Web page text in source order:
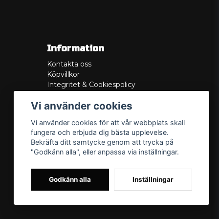
Information
Kontakta oss
Köpvillkor
Integritet & Cookiespolicy
Service/Garanti
Lådritning
Om oss
Vi använder cookies
Vi använder cookies för att vår webbplats skall
fungera och erbjuda dig bästa upplevelse.
Bekräfta ditt samtycke genom att trycka på
"Godkänn alla", eller anpassa via inställningar.
Godkänn alla Inställningar